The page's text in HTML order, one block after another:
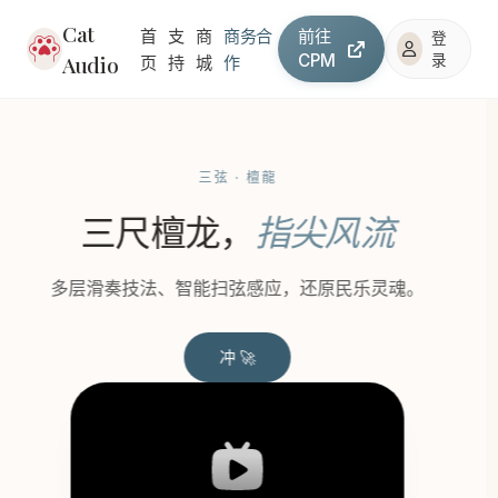
Cat
Audio
首
页
支
持
商
城
商务合
作
前往
CPM
登
录
三弦 · 檀龍
三尺檀龙，指尖风流
多层滑奏技法、智能扫弦感应，还原民乐灵魂。
冲 🚀